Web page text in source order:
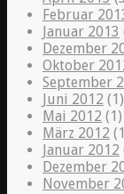
Februar
Januar 2013
Dezember
Oktober
September
Juni 2012 (1)
Mai 2012 (1)
März 2012
Januar 2012
Dezember
November